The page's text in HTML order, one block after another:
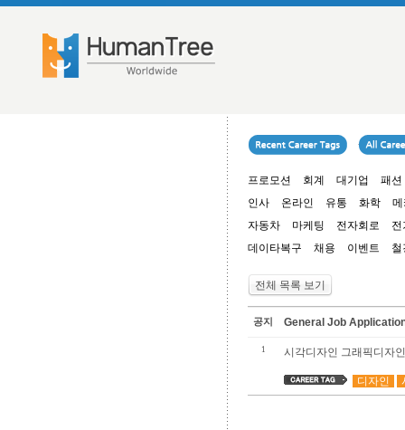
프로모션 회계 대기업
패션
인사
온라인 유통 화학
자동차
마케팅 전자회로
전
데이타복구
채용 이벤트 철
전체 목록 보기
공지 General Job
1 시각디자인 그래픽디자
디자인